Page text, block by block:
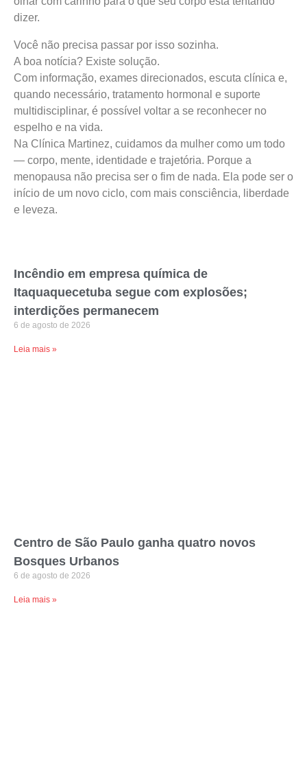
dizer.
Você não precisa passar por isso sozinha.
A boa notícia? Existe solução.
Com informação, exames direcionados, escuta clínica e,
quando necessário, tratamento hormonal e suporte
multidisciplinar, é possível voltar a se reconhecer no
espelho e na vida.
Na Clínica Martinez, cuidamos da mulher como um todo
— corpo, mente, identidade e trajetória. Porque a
menopausa não precisa ser o fim de nada. Ela pode ser o
início de um novo ciclo, com mais consciência, liberdade
e leveza.
Incêndio em empresa química de
Itaquaquecetuba segue com explosões;
interdições permanecem
6 de agosto de 2026
Leia mais »
Centro de São Paulo ganha quatro novos
Bosques Urbanos
6 de agosto de 2026
Leia mais »